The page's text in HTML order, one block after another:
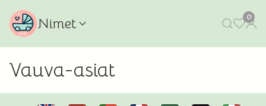
Nimet 0
Vauva-asiat